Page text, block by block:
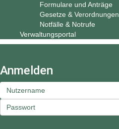
Formulare und Anträge
Gesetze & Verordnungen
Notfälle & Notrufe
Verwaltungsportal
Anmelden